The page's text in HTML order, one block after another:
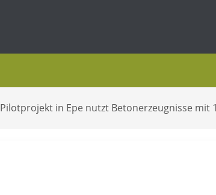
Pilotprojekt in Epe nutzt Betonerzeugnisse mit